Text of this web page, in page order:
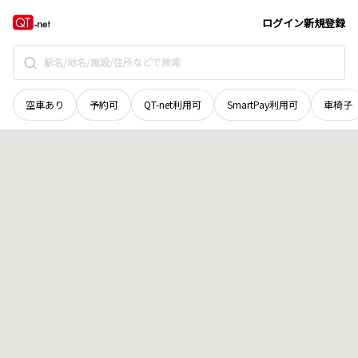
ログイン新規登録
空車あり 予約可 QT-net利用可 SmartPay利用可 車椅子
島根県